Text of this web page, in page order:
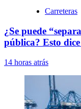
Carreteras
¿Se puede
pública? Esto
14 horas atrás